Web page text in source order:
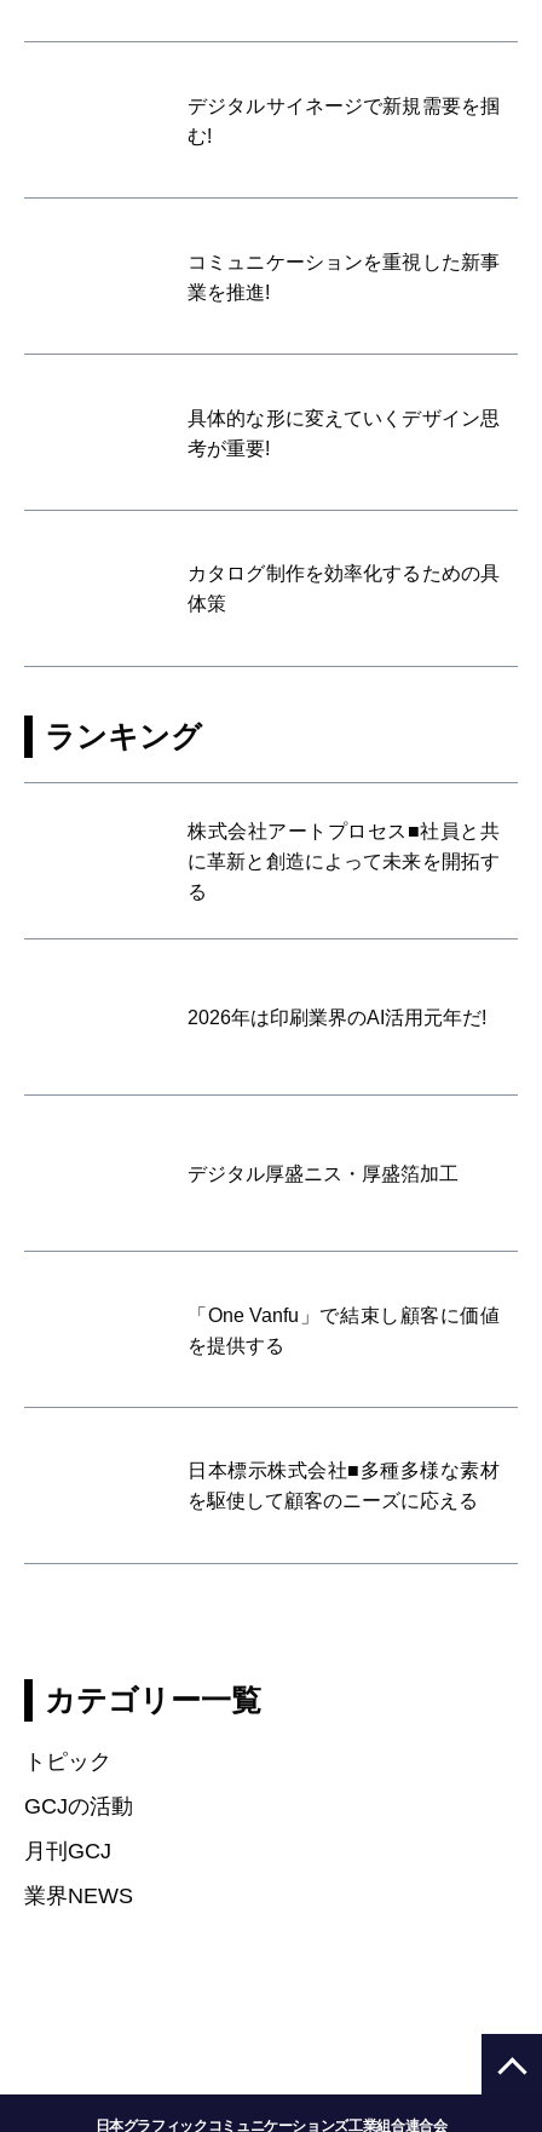
デジタルサイネージで新規需要を掴
む!
コミュニケーションを重視した新事
業を推進!
具体的な形に変えていくデザイン思
考が重要!
カタログ制作を効率化するための具
体策
ランキング
株式会社アートプロセス■社員と共
に革新と創造によって未来を開拓す
る
2026年は印刷業界のAI活用元年だ!
デジタル厚盛ニス・厚盛箔加工
「One Vanfu」で結束し顧客に価値
を提供する
日本標示株式会社■多種多様な素材
を駆使して顧客のニーズに応える
カテゴリー一覧
トピック
GCJの活動
月刊GCJ
業界NEWS
日本グラフィックコミュニケーションズ工業組合連合会